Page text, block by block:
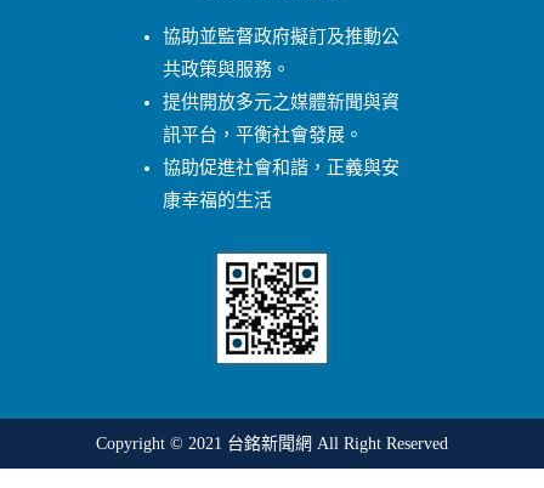
協助並監督政府擬訂及推動公
共政策與服務。
提供開放多元之媒體新聞與資
訊平台，平衡社會發展。
協助促進社會和諧，正義與安
康幸福的生活
Copyright © 2021 台銘新聞網 All Right Reserved